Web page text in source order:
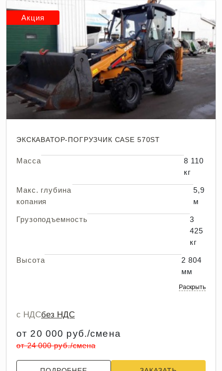
Акция
ЭКСКАВАТОР-ПОГРУЗЧИК CASE 570ST
Масса
8 110
кг
Макс. глубина
копания
5,9
м
Грузоподъемность
3
425
кг
Высота
2 804
мм
Раскрыть
с НДСбез НДС
от 20 000 руб./смена
от 24 000 руб./смена